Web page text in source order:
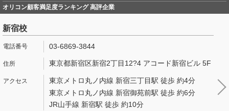
オリコン顧客満足度ランキング 高評企業
新宿校
03-6869-3844
東京都新宿区新宿2丁目12?4 アコード新宿ビル 5F
東京メトロ丸ノ内線 新宿三丁目駅 徒歩 約4分
東京メトロ丸ノ内線 新宿御苑前駅 徒歩 約6分
JR山手線 新宿駅 徒歩 約10分